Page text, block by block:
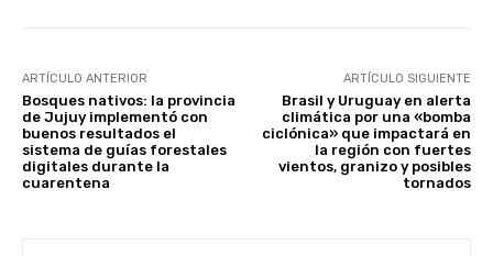
ARTÍCULO ANTERIOR
Bosques nativos: la provincia
de Jujuy implementó con
buenos resultados el
sistema de guías forestales
digitales durante la
cuarentena
ARTÍCULO SIGUIENTE
Brasil y Uruguay en alerta
climática por una «bomba
ciclónica» que impactará en
la región con fuertes
vientos, granizo y posibles
tornados